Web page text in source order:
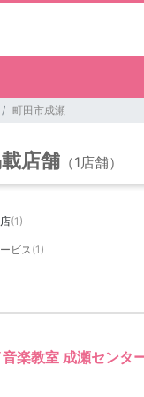
町田市成瀬
店舗 （1店舗）
(1)
ビス(1)
楽教室 成瀬センタ